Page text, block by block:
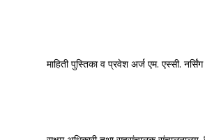
माहिती पुस्तिका व प्रवेश अर्ज एम. एस्सी.